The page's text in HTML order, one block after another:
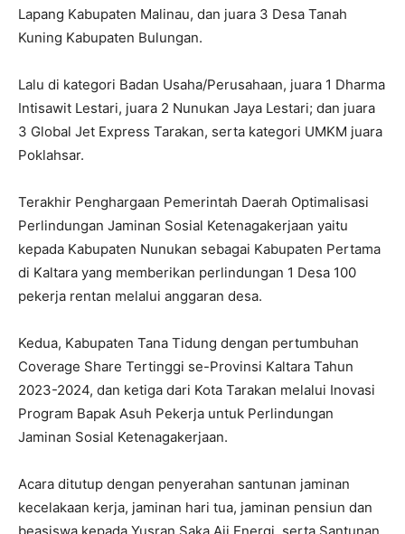
Lapang Kabupaten Malinau, dan juara 3 Desa Tanah
Kuning Kabupaten Bulungan.
Lalu di kategori Badan Usaha/Perusahaan, juara 1 Dharma
Intisawit Lestari, juara 2 Nunukan Jaya Lestari; dan juara
3 Global Jet Express Tarakan, serta kategori UMKM juara
Poklahsar.
Terakhir Penghargaan Pemerintah Daerah Optimalisasi
Perlindungan Jaminan Sosial Ketenagakerjaan yaitu
kepada Kabupaten Nunukan sebagai Kabupaten Pertama
di Kaltara yang memberikan perlindungan 1 Desa 100
pekerja rentan melalui anggaran desa.
Kedua, Kabupaten Tana Tidung dengan pertumbuhan
Coverage Share Tertinggi se-Provinsi Kaltara Tahun
2023-2024, dan ketiga dari Kota Tarakan melalui Inovasi
Program Bapak Asuh Pekerja untuk Perlindungan
Jaminan Sosial Ketenagakerjaan.
Acara ditutup dengan penyerahan santunan jaminan
kecelakaan kerja, jaminan hari tua, jaminan pensiun dan